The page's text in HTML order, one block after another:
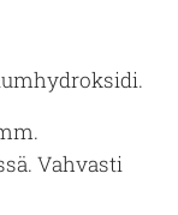
Vahvasti